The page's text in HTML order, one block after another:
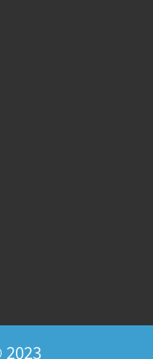
2023 © אלעד דויטש מוסיקה | האתר פועל ברשיון